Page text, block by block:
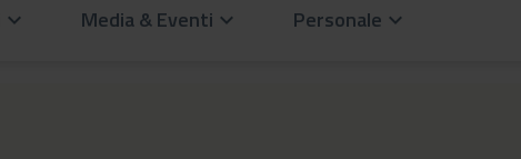
keyboard_arrow_down Media & Eventi keyboard_arrow_down Personale keyboard_arrow_down